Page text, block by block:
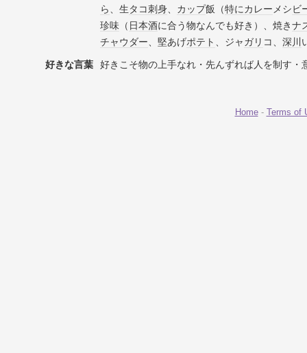
ら、生タコ刺身、 カップ飯（特にカレーメシビ
珍味 （ 日本酒に合う物なんでも好き）、焼きナ
チャウダー、堅あげポテト 、ジャガリ コ、 深川
好きな言葉 好きこそ物の上手なれ・先んずれば人を制す・
Home- Terms of